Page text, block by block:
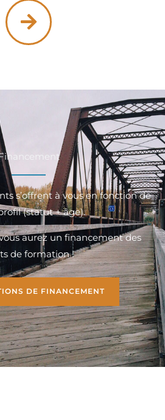
s’offrent à vous en fonction de
(statut + âge).
vous aurez un financement des
de formation !
DE FINANCEMENT